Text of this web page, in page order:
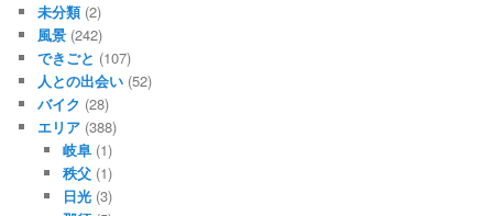
未分類(2)
風景 (242)
できごと (107)
人との出会い (52)
バイク (28)
エリア (388)
岐阜(1)
秩父(1)
日光(3)